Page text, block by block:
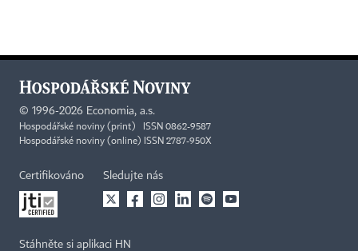
© 1996-2026 Economia, a.s.
Hospodářské noviny (print) ISSN 0862-9587
Hospodářské noviny (online) ISSN 2787-950X
Certifikováno Sledujte nás
Stáhněte si aplikaci HN